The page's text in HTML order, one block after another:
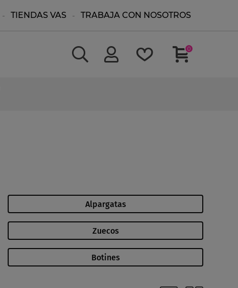
TIENDAS VAS TRABAJA CON NOSOTROS
0
Alpargatas
Zuecos
Botines